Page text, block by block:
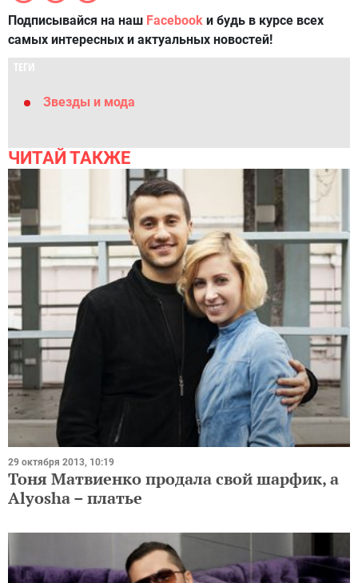
Подписывайся на наш Facebook и будь в курсе всех
самых интересных и актуальных новостей!
ТЕГИ
Звезды и мода
ЧИТАЙ ТАКЖЕ
29 октября 2013, 10:19
Тоня Матвиенко продала свой шарфик, а
Alyosha – платье